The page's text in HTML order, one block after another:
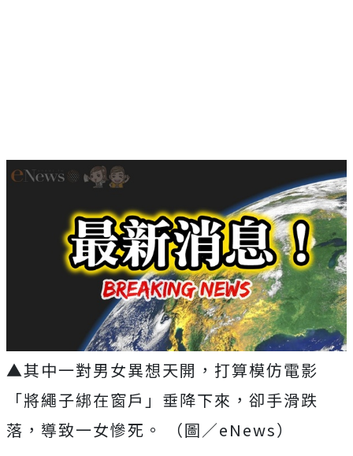
▲其中一對男女異想天開，打算模仿電影
「將繩子綁在窗戶」垂降下來，卻手滑跌
落，導致一女慘死。 （圖／eNews）